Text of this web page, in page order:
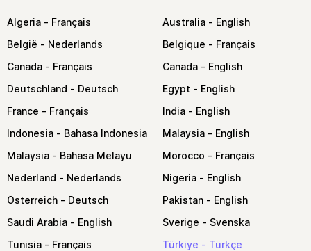
Algeria
Australia
België
Belgique
Canada
Canada
Deutschland
Egypt
France
India
Indonesia
Malaysia
Malaysia
Morocco
Nederland
Nigeria
Österreich
Pakistan
Saudi Arabia
Sverige
Tunisia
Türkiye